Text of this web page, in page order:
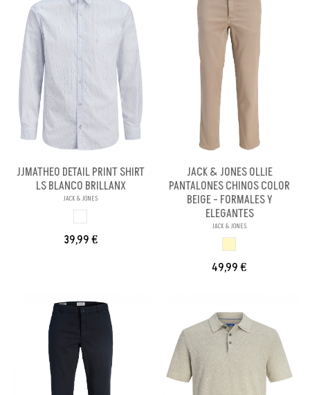
JJMATHEO DETAIL PRINT SHIRT
LS BLANCO BRILLANX
JACK & JONES
39,99 €
JACK & JONES OLLIE
PANTALONES CHINOS COLOR
BEIGE - FORMALES Y
ELEGANTES
JACK & JONES
49,99 €